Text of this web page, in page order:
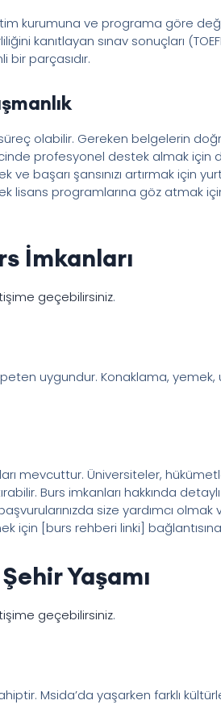
kurumuna ve programa göre
kanıtlayan sınav sonuçları
parçasıdır.
olabilir. Gereken belgelerin
profesyonel destek almak için
başarı şansınızı artırmak için
lisans programlarına göz atmak
İmkanları
geçebilirsiniz.
uygundur. Konaklama,
mevcuttur. Üniversiteler,
Burs imkanları hakkında
size yardımcı
için [burs rehberi linki]
Yaşamı
geçebilirsiniz.
Msida’da yaşarken farklı